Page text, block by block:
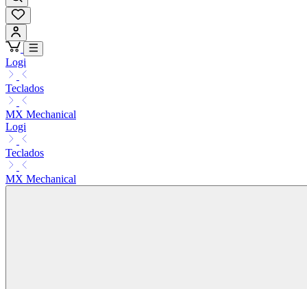
Logi
Teclados
MX Mechanical
Logi
Teclados
MX Mechanical